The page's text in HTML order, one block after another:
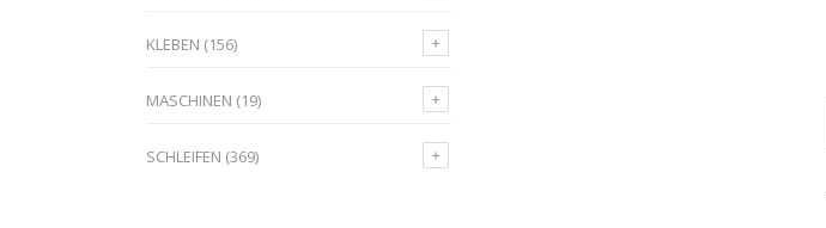
KLEBEN (156)
MASCHINEN (19)
SCHLEIFEN (369)